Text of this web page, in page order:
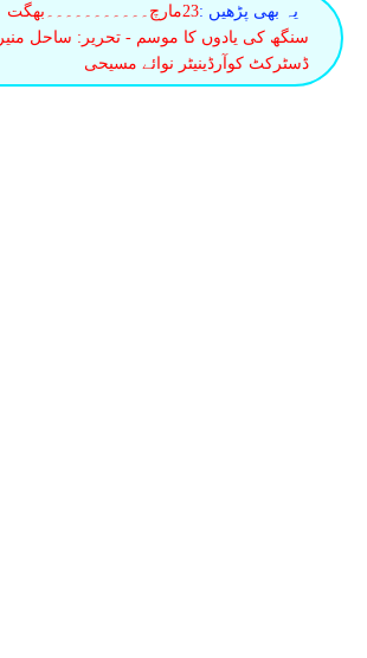
یہ بھی پڑھیں :
23مارچ۔۔۔۔۔۔۔۔۔۔۔بھگت
سنگھ کی یادوں کا موسم - تحریر: ساحل منیر
ڈسٹرکٹ کوآرڈینیٹر نوائے مسیحی